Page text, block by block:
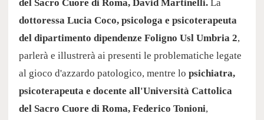
del Sacro Cuore di Roma, David Martinelli. La
dottoressa Lucia Coco, psicologa e psicoterapeuta
del dipartimento dipendenze Foligno Usl Umbria 2,
parlerà e illustrerà ai presenti le problematiche legate
al gioco d'azzardo patologico, mentre lo psichiatra,
psicoterapeuta e docente all'Università Cattolica
del Sacro Cuore di Roma, Federico Tonioni,